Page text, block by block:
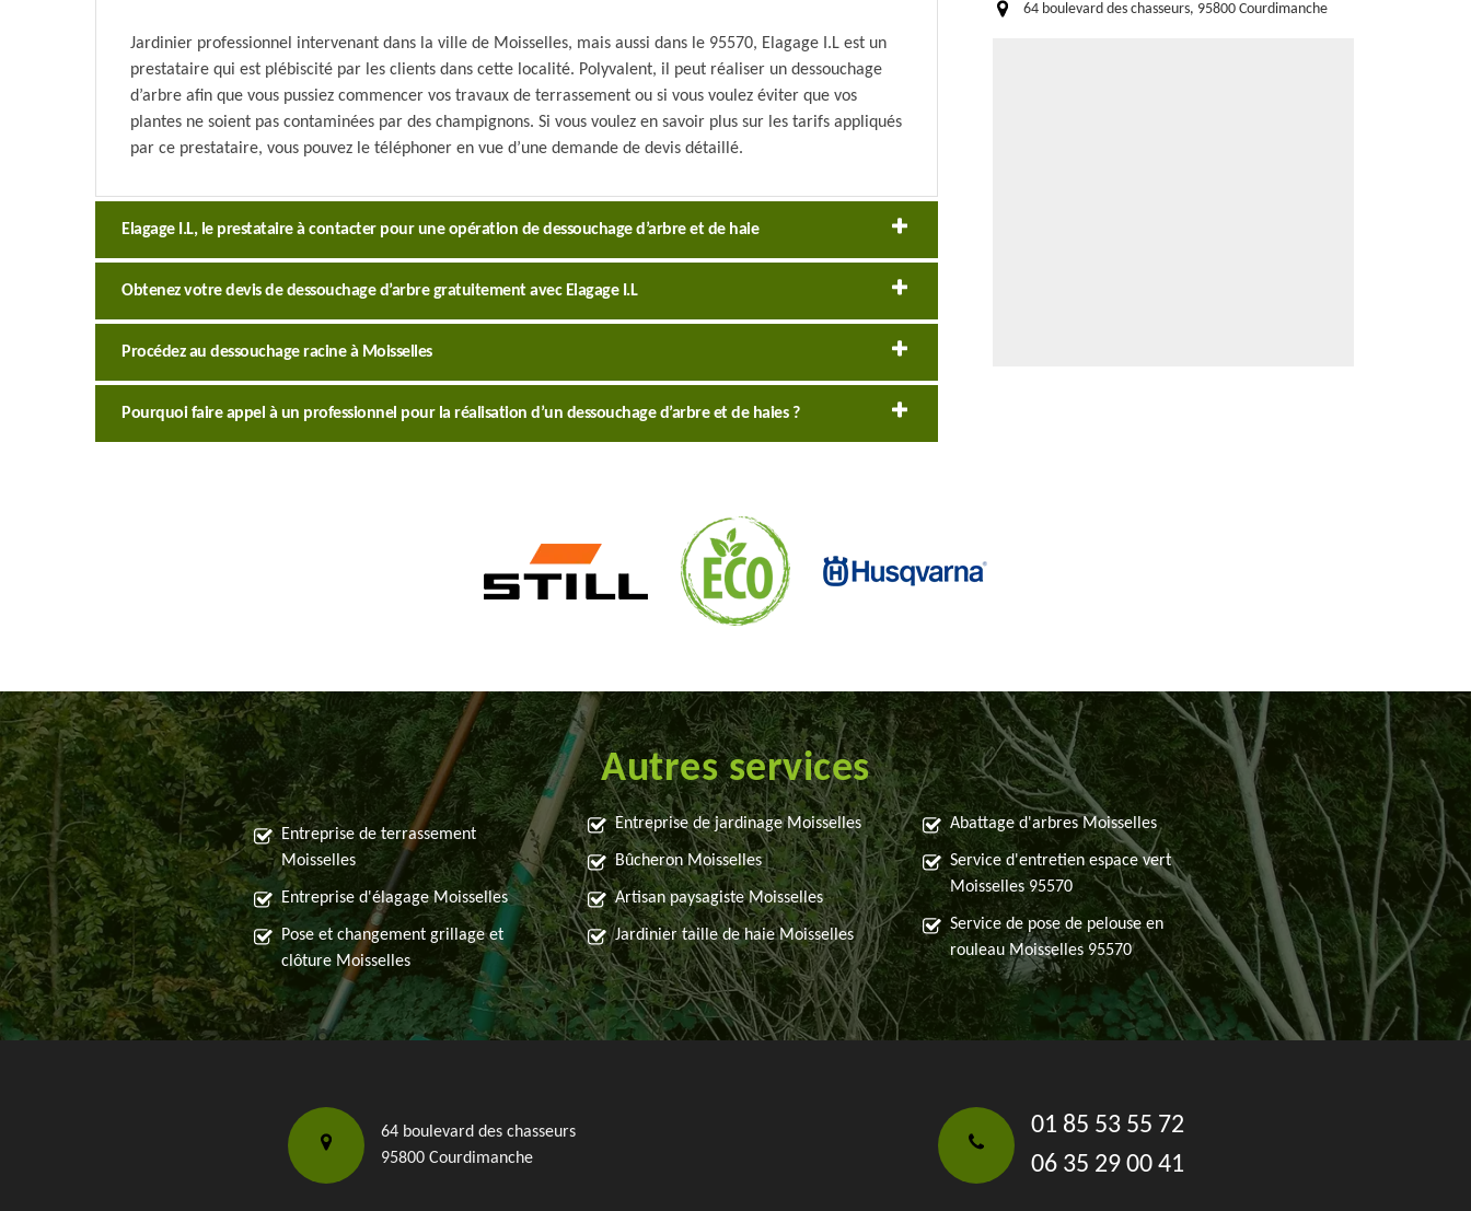
Jardinier professionnel intervenant dans la ville de Moisselles, mais aussi dans le 95570, Elagage I.L est un
prestataire qui est plébiscité par les clients dans cette localité. Polyvalent, il peut réaliser un dessouchage
d’arbre afin que vous pussiez commencer vos travaux de terrassement ou si vous voulez éviter que vos
plantes ne soient pas contaminées par des champignons. Si vous voulez en savoir plus sur les tarifs appliqués
par ce prestataire, vous pouvez le téléphoner en vue d’une demande de devis détaillé.
Elagage I.L, le prestataire à contacter pour une opération de dessouchage d’arbre et de haie
Obtenez votre devis de dessouchage d’arbre gratuitement avec Elagage I.L
Procédez au dessouchage racine à Moisselles
Pourquoi faire appel à un professionnel pour la réalisation d’un dessouchage d’arbre et de haies ?
64 boulevard des chasseurs, 95800 Courdimanche
Autres services
Entreprise de terrassement
Moisselles
Entreprise d'élagage Moisselles
Pose et changement grillage et
clôture Moisselles
Entreprise de jardinage Moisselles
Bûcheron Moisselles
Artisan paysagiste Moisselles
Jardinier taille de haie Moisselles
Abattage d'arbres Moisselles
Service d'entretien espace vert
Moisselles 95570
Service de pose de pelouse en
rouleau Moisselles 95570
64 boulevard des chasseurs
95800 Courdimanche
01 85 53 55 72
06 35 29 00 41